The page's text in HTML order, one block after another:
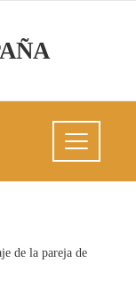
de la pareja de